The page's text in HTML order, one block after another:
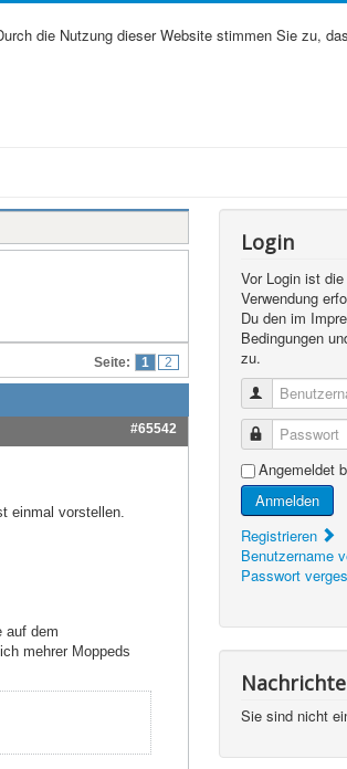
die Nutzung dieser Website stimmen Sie zu,
Seite: 1 2
#65542
einmal vorstellen.
auf dem
mehrer Moppeds
Login
Vor Login ist
Verwendung
Du den im
Bedingungen
zu.
Passwort
Angemeldet
Anmelden
Registrieren
Benutzername
Passwort
Sie sind nicht